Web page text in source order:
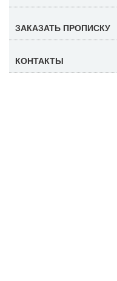
ЗАКАЗАТЬ ПРОПИСКУ
КОНТАКТЫ